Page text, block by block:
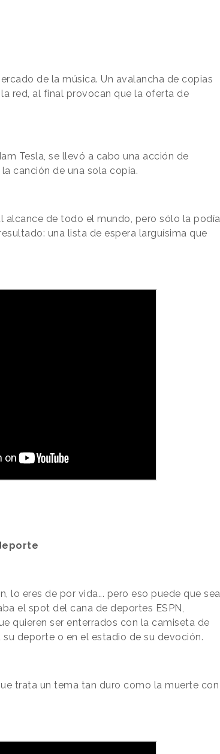
de la música. Un avalancha de copias
red, al final provocan que la oferta de
Tesla, se llevó a cabo una acción de
canción de una sola copia.
alcance de todo el mundo, pero sólo la podía
una lista de espera larguísima que
lo eres de por vida... pero eso puede que sea
el spot del cana de deportes ESPN,
quieren ser enterrados con la camiseta de
deporte o en el estadio de su devoción.
trata un tema tan duro como la muerte con